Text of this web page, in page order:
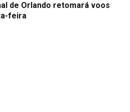
de Orlando retomará voos
feira